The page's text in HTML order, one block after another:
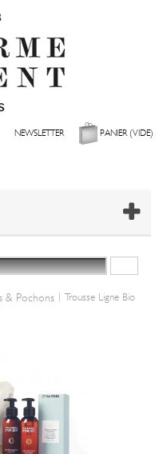
NEWSLETTER PANIER(VIDE)
& Pochons | Trousse Ligne Bio